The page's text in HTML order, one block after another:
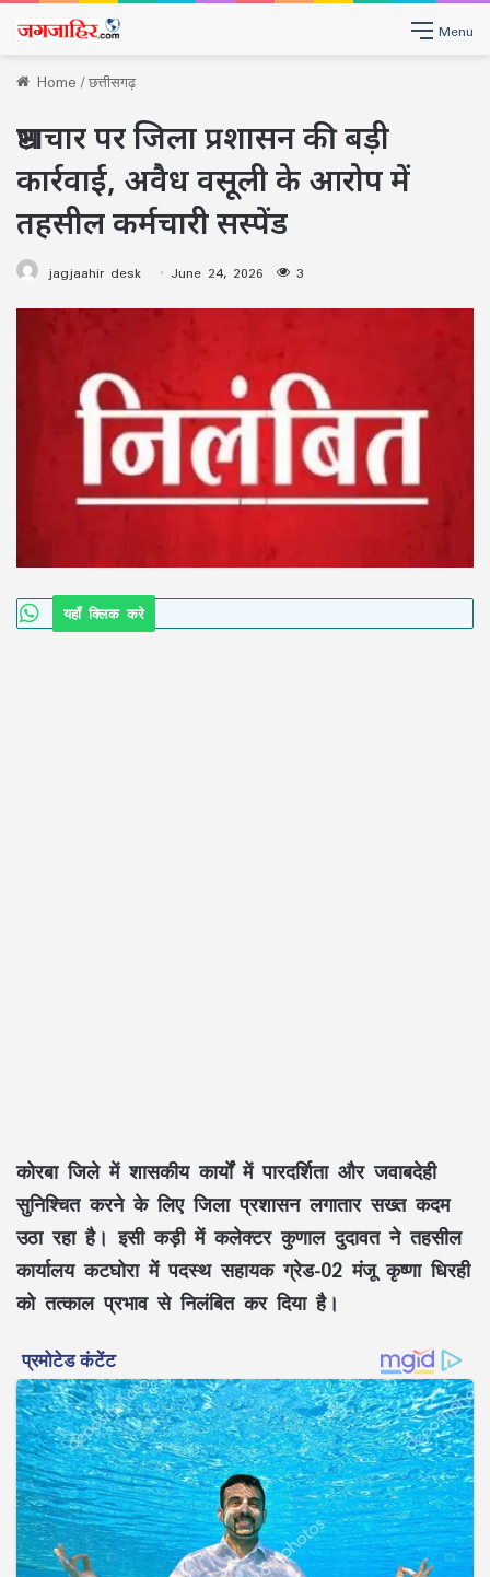
Menu
Home/छत्तीसगढ़
भ्रष्टाचार पर जिला प्रशासन की बड़ी
कार्रवाई, अवैध वसूली के आरोप में
तहसील कर्मचारी सस्पेंड
jagjaahir desk June 24, 2026 3
यहाँ क्लिक करे
कोरबा जिले में शासकीय कार्यों में पारदर्शिता और जवाबदेही
सुनिश्चित करने के लिए जिला प्रशासन लगातार सख्त कदम
उठा रहा है। इसी कड़ी में कलेक्टर कुणाल दुदावत ने तहसील
कार्यालय कटघोरा में पदस्थ सहायक ग्रेड-02 मंजू कृष्णा धिरही
को तत्काल प्रभाव से निलंबित कर दिया है।